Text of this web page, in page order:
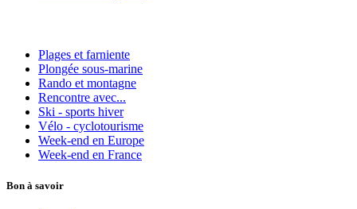
Plages et farniente
Plongée sous-marine
Rando et montagne
Rencontre avec...
Ski - sports hiver
Vélo - cyclotourisme
Week-end en Europe
Week-end en France
Bon à savoir